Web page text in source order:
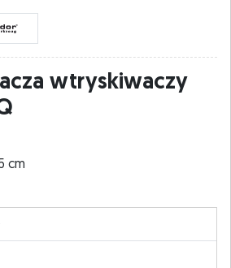
wtryskiwaczy
cm